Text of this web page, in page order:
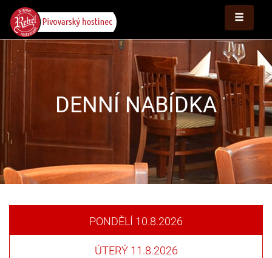
DENNÍ NABÍDKA
PONDĚLÍ 10.8.2026
ÚTERÝ 11.8.2026